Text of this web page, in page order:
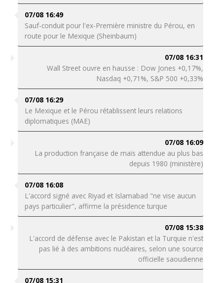
07/08 16:49
Sauf-conduit pour l'ex-Première ministre du Pérou, en
route pour le Mexique (Sheinbaum)
07/08 16:31
Wall Street ouvre en hausse : Dow Jones +0,17%,
Nasdaq +0,71%, S&P 500 +0,33%
07/08 16:29
Le Mexique et le Pérou rétablissent leurs relations
diplomatiques (MAE)
07/08 16:09
La production française de maïs attendue au plus bas
depuis 1980 (ministère)
07/08 16:08
L'accord signé avec Riyad et Islamabad "ne vise aucun
pays particulier", affirme la présidence turque
07/08 15:38
L'accord de défense avec le Pakistan et la Turquie n'est
pas lié à des ambitions nucléaires, selon une source
officielle saoudienne
07/08 15:31